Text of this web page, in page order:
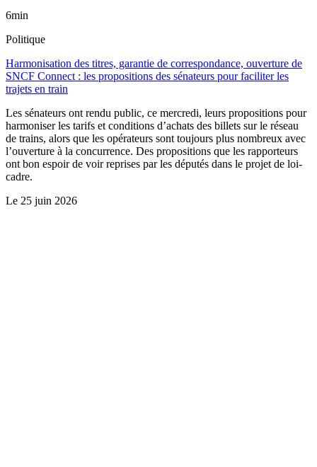
6min
Politique
Harmonisation des titres, garantie de correspondance, ouverture de
SNCF Connect : les propositions des sénateurs pour faciliter les
trajets en train
Les sénateurs ont rendu public, ce mercredi, leurs propositions pour
harmoniser les tarifs et conditions d’achats des billets sur le réseau
de trains, alors que les opérateurs sont toujours plus nombreux avec
l’ouverture à la concurrence. Des propositions que les rapporteurs
ont bon espoir de voir reprises par les députés dans le projet de loi-
cadre.
Le 25 juin 2026